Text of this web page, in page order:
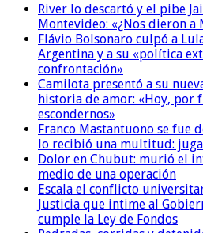
River lo descartó y el pibe
Montevideo: «¿Nos dieron a
Flávio Bolsonaro culpó a
Argentina y a su «política
confrontación»
Camilota presentó a su
historia de amor: «Hoy, por
escondernos»
Franco Mastantuono se fue
lo recibió una multitud:
Dolor en Chubut: murió el
medio de una operación
Escala el conflicto
Justicia que intime al
cumple la Ley de Fondos